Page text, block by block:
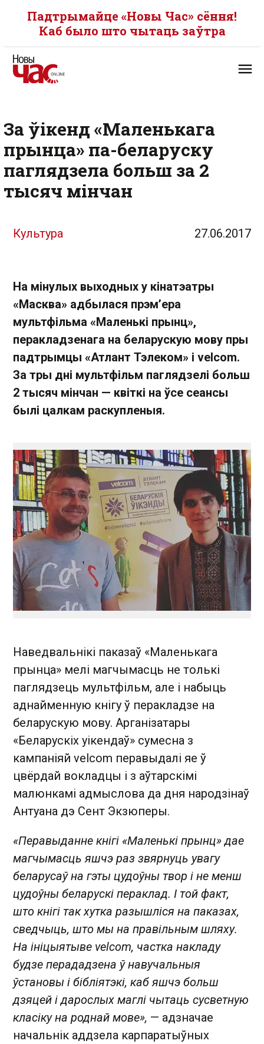
Падтрымайце «Новы Час» сёння!
Каб было што чытаць заўтра
За ўікенд «Маленькага
прынца» па-беларуску
паглядзела больш за 2
тысяч мінчан
Культура 27.06.2017
На мінулых выходных у кінатэатры
«Масква» адбылася прэм’ера
мультфільма «Маленькі прынц»,
перакладзенага на беларускую мову пры
падтрымцы «Атлант Тэлеком» і velcom.
За тры дні мультфільм паглядзелі больш
2 тысяч мінчан — квіткі на ўсе сеансы
былі цалкам раскупленыя.
Наведвальнікі паказаў «Маленькага
прынца» мелі магчымасць не толькі
паглядзець мультфільм, але і набыць
аднайменную кнігу ў перакладзе на
беларускую мову. Арганізатары
«Беларускіх уікендаў» сумесна з
кампаніяй velcom перавыдалі яе ў
цвёрдай вокладцы і з аўтарскімі
малюнкамі адмыслова да дня народзінаў
Антуана дэ Сент Экзюперы.
«Перавыданне кнігі «Маленькі прынц» дае
магчымасць яшчэ раз звярнуць увагу
беларусаў на гэты цудоўны твор і не менш
цудоўны беларускі пераклад. І той факт,
што кнігі так хутка разышліся на паказах,
сведчыць, што мы на правільным шляху.
На ініцыятыве velcom, частка накладу
будзе перададзена ў навучальныя
ўстановы і бібліятэкі, каб яшчэ больш
дзяцей і дарослых маглі чытаць сусветную
класіку на роднай мове», — адзначае
начальнік аддзела карпаратыўных